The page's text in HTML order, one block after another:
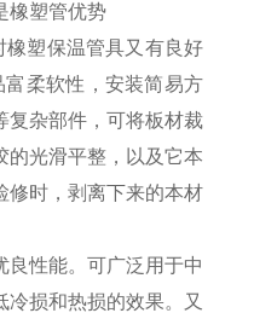
橡塑管优势
塑保温管具又有良好
柔软性，安装简易方
复杂部件，可将板材裁
的光滑平整，以及它本
修时，剥离下来的本材
性能。可广泛用于中
损和热损的效果。又